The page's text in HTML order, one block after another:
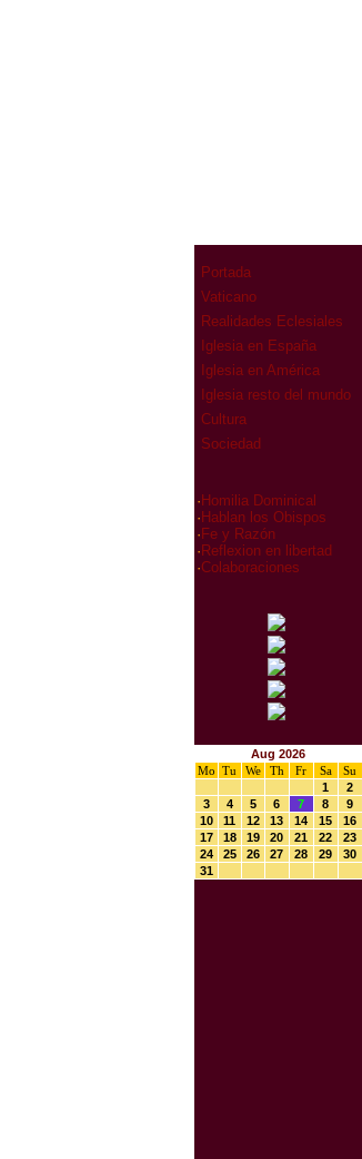
Portada
Vaticano
Realidades Eclesiales
Iglesia en España
Iglesia en América
Iglesia resto del mundo
Cultura
Sociedad
· Homilia Dominical
· Hablan los Obispos
· Fe y Razón
· Reflexion en libertad
·Colaboraciones
Aug 2026
Mo Tu We Th Fr Sa
Su
1
2
3
4 5 6 7 8
9
10
11 12 13 14 15
16
17
18 19 20 21 22
23
24
25 26 27 28 29
30
31